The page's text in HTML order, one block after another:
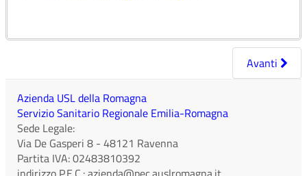
Avanti
Azienda USL della Romagna
Servizio Sanitario Regionale Emilia-Romagna
Sede Legale:
Via De Gasperi 8 - 48121 Ravenna
Partita IVA:02483810392